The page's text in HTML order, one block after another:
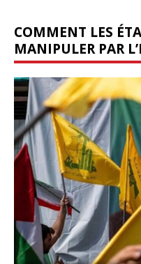
COMMENT LES
MANIPULER PAR